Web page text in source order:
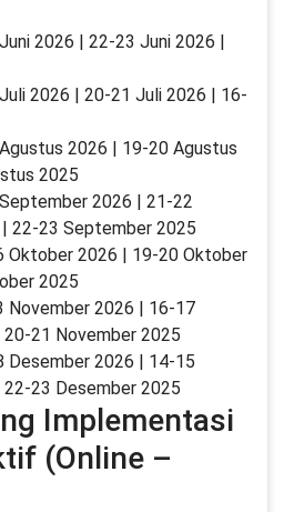
2026 | 22-23 Juni 2026 |
2026 | 20-21 Juli 2026 | 16-
2026 | 19-20 Agustus
2025
2026 | 21-22
22-23 September 2025
Oktober 2026 | 19-20 Oktober
2025
November 2026 | 16-17
21 November 2025
Desember 2026 | 14-15
23 Desember 2025
Implementasi
(Online –